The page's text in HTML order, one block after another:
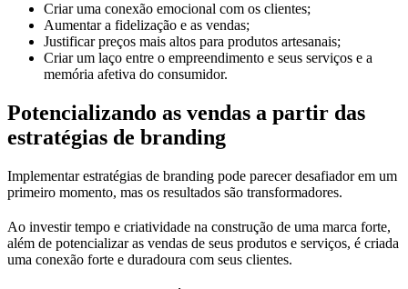
Criar uma conexão emocional com os clientes;
Aumentar a fidelização e as vendas;
Justificar preços mais altos para produtos artesanais;
Criar um laço entre o empreendimento e seus serviços e a
memória afetiva do consumidor.
Potencializando as vendas a partir das
estratégias de branding
Implementar estratégias de branding pode parecer desafiador em um
primeiro momento, mas os resultados são transformadores.
Ao investir tempo e criatividade na construção de uma marca forte,
além de potencializar as vendas de seus produtos e serviços, é criada
uma conexão forte e duradoura com seus clientes.